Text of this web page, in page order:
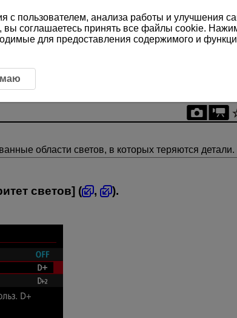
области светов, в которых теряются детали.
светов] ( ,
).
с пользователем, анализа работы и улучшения
вы соглашаетесь принять все файлы cookie.
для предоставления содержимого и